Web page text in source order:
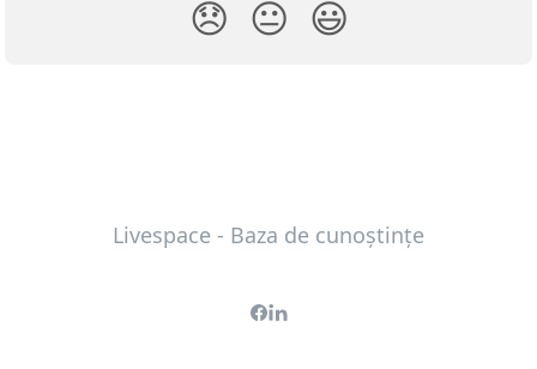
😞 😐 😃
Livespace - Baza de cunoștințe